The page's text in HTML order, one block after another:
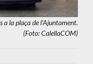
a la plaça de l'Ajuntament.
(Foto: CalellaCOM)